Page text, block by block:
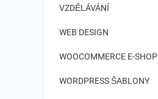
VZDĚLÁVÁNÍ
WEB DESIGN
WOOCOMMERCE E-SHOP
WORDPRESS ŠABLONY